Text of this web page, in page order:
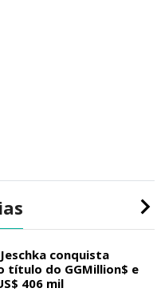
conquista
título do GGMillion$ e
406 mil